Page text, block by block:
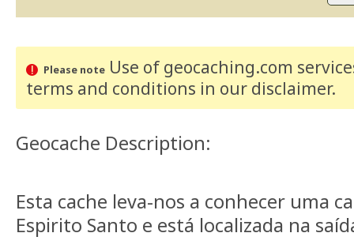
Please noteUse of geocaching.com
terms and conditions in our disclaimer.
Geocache Description:
Esta cache leva-nos a conhecer uma
Espirito Santo e está localizada na